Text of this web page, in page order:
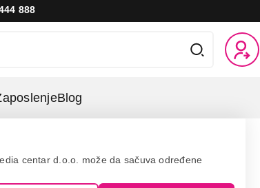
centar d.o.o. može da sačuva određene
888
Blog